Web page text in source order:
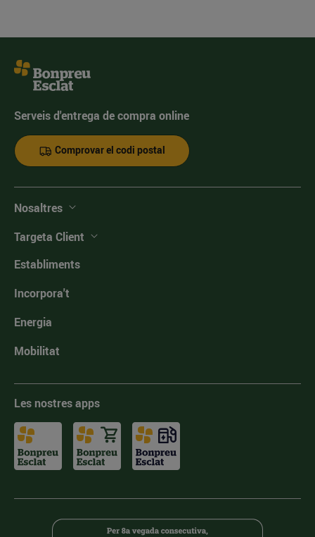
Serveis d'entrega de compra online
Comprovar el codi postal
Nosaltres
Targeta Client
Establiments
Incorpora't
Energia
Mobilitat
Les nostres apps